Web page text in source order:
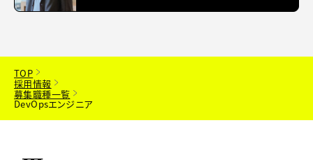
TOP
採用情報
募集職種一覧
DevOpsエンジニア